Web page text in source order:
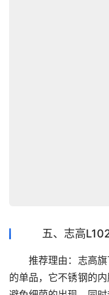
五、志高L102
推荐理由：志高旗
的单品，它不锈钢的